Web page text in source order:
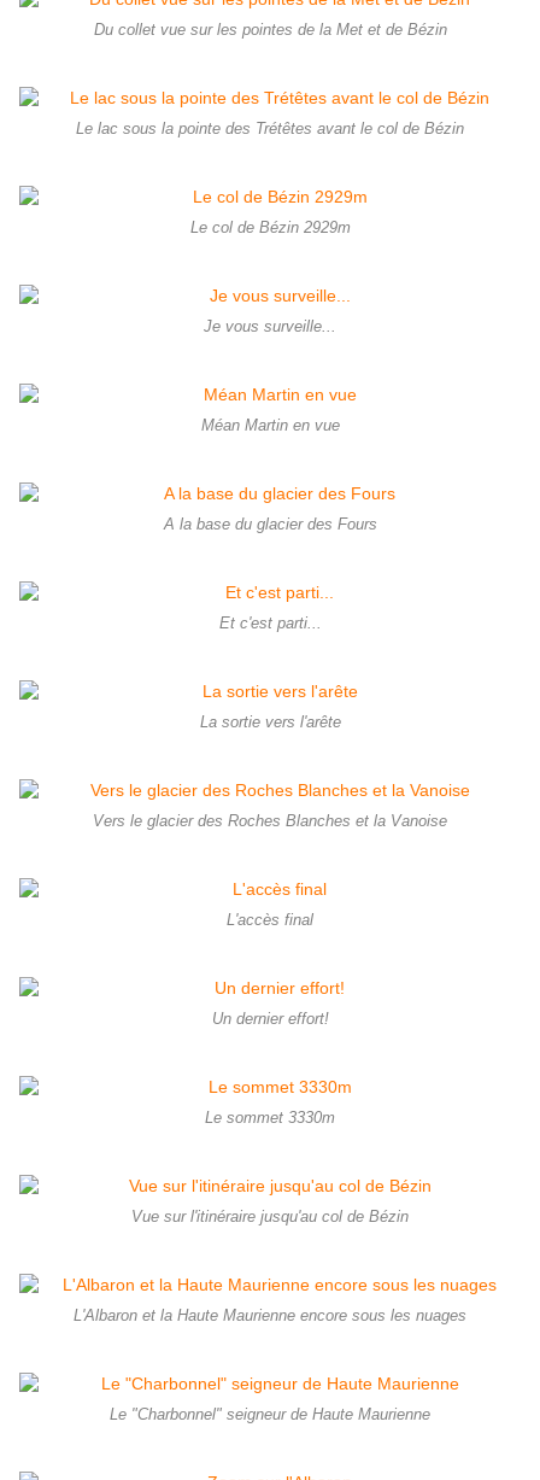
Du collet vue sur les pointes de la Met et de Bézin
Le lac sous la pointe des Trétêtes avant le col de Bézin
Le col de Bézin 2929m
Je vous surveille...
Méan Martin en vue
A la base du glacier des Fours
Et c'est parti...
La sortie vers l'arête
Vers le glacier des Roches Blanches et la Vanoise
L'accès final
Un dernier effort!
Le sommet 3330m
Vue sur l'itinéraire jusqu'au col de Bézin
L'Albaron et la Haute Maurienne encore sous les nuages
Le "Charbonnel" seigneur de Haute Maurienne